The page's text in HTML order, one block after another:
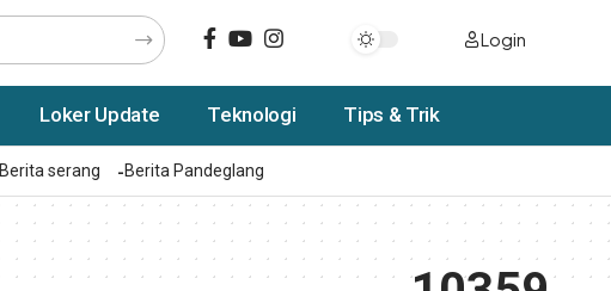
Login
Loker Update Teknologi Tips & Trik
Berita serang Berita Pandeglang